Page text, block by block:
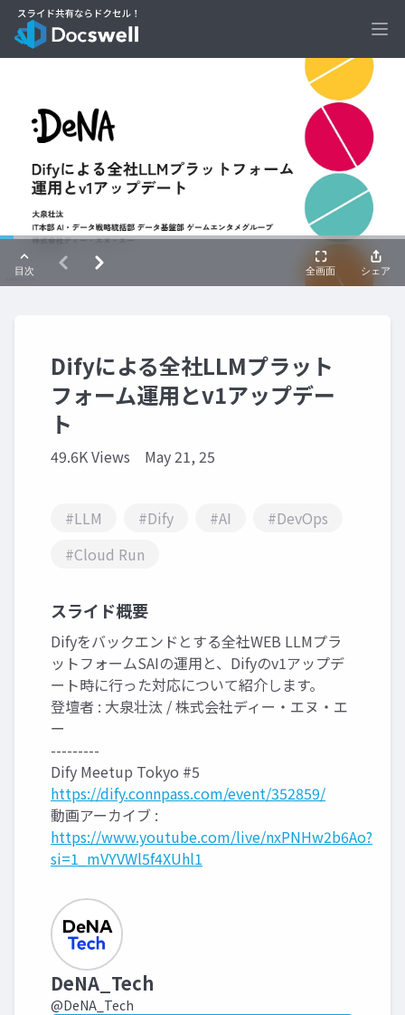
Difyによる全社LLMプラット
フォーム運用とv1アップデー
ト
49.6K Views May 21, 25
#LLM #Dify #AI
#DevOps
#Cloud Run
スライド概要
Difyをバックエンドとする全社WEB LLMプラ
ットフォームSAIの運用と、Difyのv1アップデ
ート時に行った対応について紹介します。
登壇者 : 大泉壮汰 / 株式会社ディー・エヌ・エ
ー
---------
Dify Meetup Tokyo #5
https://dify.connpass.com/event/352859/
動画アーカイブ :
https://www.youtube.com/live/nxPNHw2b6Ao?
si=1_mVYVWl5f4XUhl1
DeNA_Tech
@DeNA_Tech